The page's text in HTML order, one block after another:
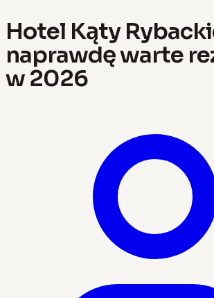
Hotel Kąty
naprawdę warte
w 2026